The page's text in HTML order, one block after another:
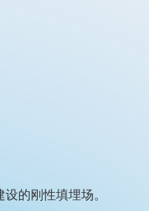
的刚性填埋场。